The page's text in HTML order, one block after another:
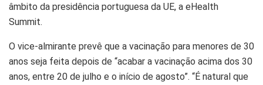
âmbito da presidência portuguesa da UE, a eHealth
Summit.
O vice-almirante prevê que a vacinação para menores de 30
anos seja feita depois de “acabar a vacinação acima dos 30
anos, entre 20 de julho e o início de agosto”. “É natural que